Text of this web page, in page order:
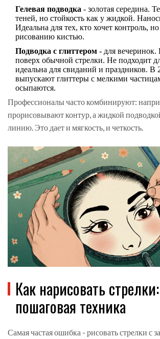
Гелевая подводка - золотая середина.
теней, но стойкость как у жидкой.
Идеальна для тех, кто хочет контроль,
рисованию кистью.
Подводка с глиттером - для вечеринок.
поверх обычной стрелки. Не подходит
идеальна для свиданий и праздников. В
выпускают глиттеры с мелкими
осыпаются.
Профессионалы часто комбинируют:
прорисовывают контур, а жидкой
линию. Это дает и мягкость, и четкость.
Как нарисовать стрелки:
пошаговая техника
Самая частая ошибка - рисовать стрелки с